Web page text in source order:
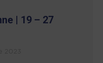
| 19 – 27